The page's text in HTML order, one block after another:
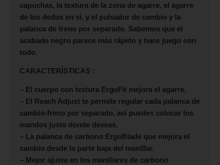
capuchas, la textura de la zona de agarre, el agarre
de los dedos en sí, y el pulsador de cambio y la
palanca de freno por separado. Sabemos que el
acabado negro parece más rápido y hace juego con
todo.
CARACTERÍSTICAS :
– El cuerpo con textura ErgoFit mejora el agarre.
– El Reach Adjust te permite regular cada palanca de
cambio-freno por separado, así puedes colocar los
mandos justo donde deseas.
– La palanca de carbono ErgoBlade que mejora el
cambio desde la parte baja del manillar.
– Mejor ajuste en los manillares de carbono